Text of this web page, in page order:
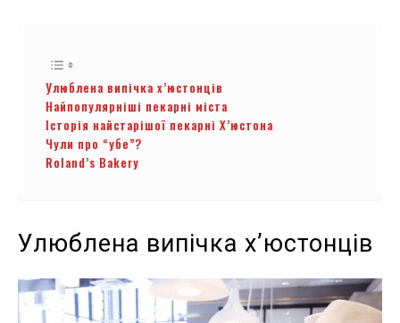
Улюблена випічка х’юстонців
Найпопулярніші пекарні міста
Історія найстарішої пекарні Х’юстона
Чули про “убе”?
Roland’s Bakery
Улюблена випічка х’юстонців